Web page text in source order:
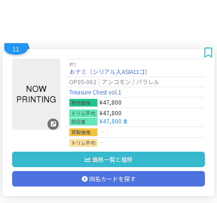
11
ｵﾅﾐ
おナミ（シリアル入ASIAロゴ）
OP05-062
アンコモン / パラレル
Treasure Chest vol.1
販売価格 ¥47,800
トリム平均 ¥47,800
前日差 ¥47,800
買取価格 ‐
トリム平均 ‐
価格一覧と推移
同名カードを探す